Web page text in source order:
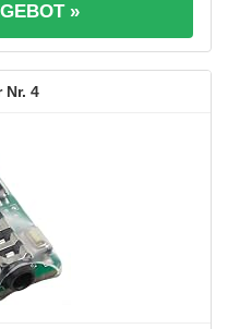
»
4